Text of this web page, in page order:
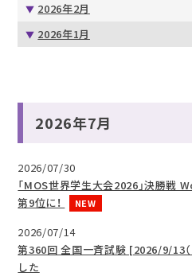
2026年2月
2026年1月
2026年7月
2026/07/30
「MOS世界学生大会2026」決勝戦
第9位に！
NEW
2026/07/14
第360回 全国一斉試験 [2026/9/13
した